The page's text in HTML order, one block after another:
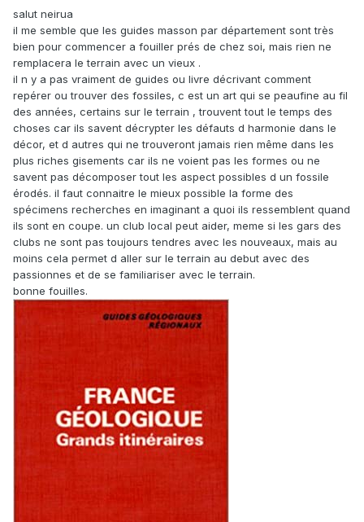
salut neirua
il me semble que les guides masson par département sont très
bien pour commencer a fouiller prés de chez soi, mais rien ne
remplacera le terrain avec un vieux .
il n y a pas vraiment de guides ou livre décrivant comment
repérer ou trouver des fossiles, c est un art qui se peaufine au fil
des années, certains sur le terrain , trouvent tout le temps des
choses car ils savent décrypter les défauts d harmonie dans le
décor, et d autres qui ne trouveront jamais rien même dans les
plus riches gisements car ils ne voient pas les formes ou ne
savent pas décomposer tout les aspect possibles d un fossile
érodés. il faut connaitre le mieux possible la forme des
spécimens recherches en imaginant a quoi ils ressemblent quand
ils sont en coupe. un club local peut aider, meme si les gars des
clubs ne sont pas toujours tendres avec les nouveaux, mais au
moins cela permet d aller sur le terrain au debut avec des
passionnes et de se familiariser avec le terrain.
bonne fouilles.